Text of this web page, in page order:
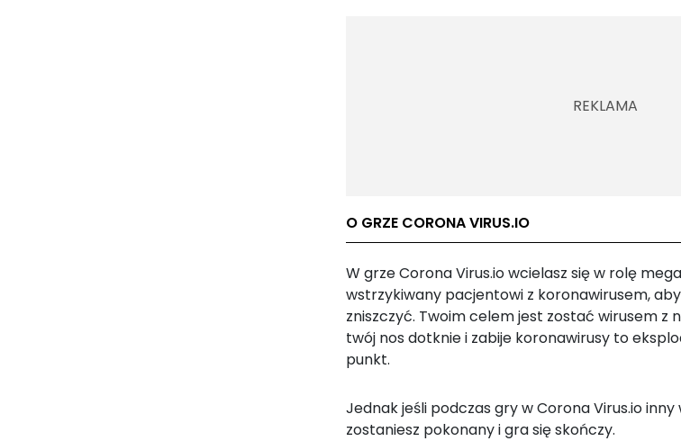
O GRZE CORONA VIRUS.IO
W grze Corona Virus.io wcielasz się w rolę
wstrzykiwany pacjentowi z koronawirusem,
zniszczyć. Twoim celem jest zostać wirusem z
twój nos dotknie i zabije koronawirusy to
punkt.
Jednak jeśli podczas gry w Corona Virus.io inny
zostaniesz pokonany i gra się skończy.